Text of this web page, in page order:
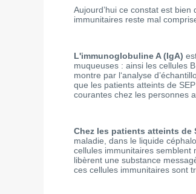
Aujourd’hui ce constat est
immunitaires reste mal
L'immunoglobuline A (IgA)
muqueuses : ainsi les cellules
montre par l‘analyse
que les patients atteints de
courantes chez les personnes
Chez les patients atteints de
maladie, dans le liquide
cellules immunitaires semblent
libèrent une substance
ces cellules immunitaires sont